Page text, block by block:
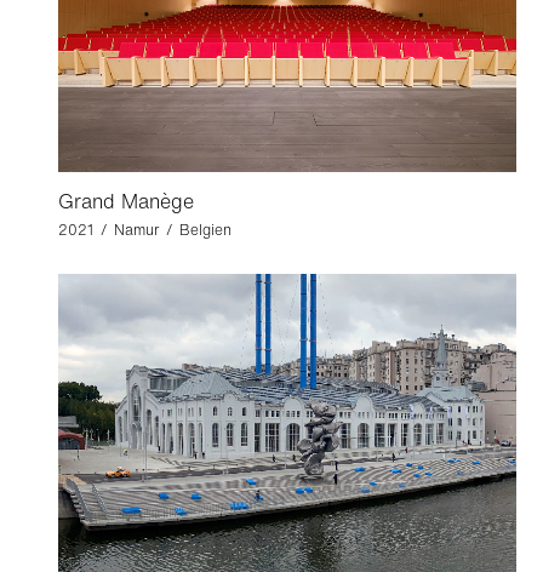
Grand Manège
2021 / Namur / Belgien